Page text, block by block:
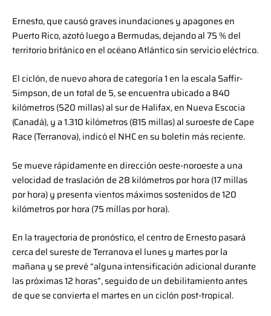
Ernesto, que causó graves inundaciones y apagones en
Puerto Rico, azotó luego a Bermudas, dejando al 75 % del
territorio británico en el océano Atlántico sin servicio eléctrico.
El ciclón, de nuevo ahora de categoría 1 en la escala Saffir-
Simpson, de un total de 5, se encuentra ubicado a 840
kilómetros (520 millas) al sur de Halifax, en Nueva Escocia
(Canadá), y a 1.310 kilómetros (815 millas) al suroeste de Cape
Race (Terranova), indicó el NHC en su boletín más reciente.
Se mueve rápidamente en dirección oeste-noroeste a una
velocidad de traslación de 28 kilómetros por hora (17 millas
por hora) y presenta vientos máximos sostenidos de 120
kilómetros por hora (75 millas por hora).
En la trayectoria de pronóstico, el centro de Ernesto pasará
cerca del sureste de Terranova el lunes y martes por la
mañana y se prevé “alguna intensificación adicional durante
las próximas 12 horas”, seguido de un debilitamiento antes
de que se convierta el martes en un ciclón post-tropical.